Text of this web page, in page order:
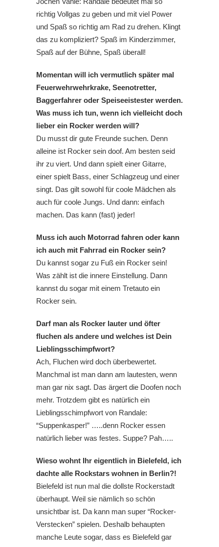
richtig Vollgas zu geben und mit viel Power
und Spaß so richtig am Rad zu drehen. Klingt
das zu kompliziert? Spaß im Kinderzimmer,
Spaß auf der Bühne, Spaß überall!
Momentan will ich vermutlich später mal
Feuerwehrwehrkrake, Seenotretter,
Baggerfahrer oder Speiseeistester werden.
Was muss ich tun, wenn ich vielleicht doch
lieber ein Rocker werden will?
Du musst dir gute Freunde suchen. Denn
alleine ist Rocker sein doof. Am besten seid
ihr zu viert. Und dann spielt einer Gitarre,
einer spielt Bass, einer Schlagzeug und einer
singt. Das gilt sowohl für coole Mädchen als
auch für coole Jungs. Und dann: einfach
machen. Das kann (fast) jeder!
Muss ich auch Motorrad fahren oder kann
ich auch mit Fahrrad ein Rocker sein?
Du kannst sogar zu Fuß ein Rocker sein!
Was zählt ist die innere Einstellung. Dann
kannst du sogar mit einem Tretauto ein
Rocker sein.
Darf man als Rocker lauter und öfter
fluchen als andere und welches ist Dein
Lieblingsschimpfwort?
Ach, Fluchen wird doch überbewertet.
Manchmal ist man dann am lautesten, wenn
man gar nix sagt. Das ärgert die Doofen noch
mehr. Trotzdem gibt es natürlich ein
Lieblingsschimpfwort von Randale:
“Suppenkasper!” …..denn Rocker essen
natürlich lieber was festes. Suppe? Pah…..
Wieso wohnt Ihr eigentlich in Bielefeld, ich
dachte alle Rockstars wohnen in Berlin?!
Bielefeld ist nun mal die dollste Rockerstadt
überhaupt. Weil sie nämlich so schön
unsichtbar ist. Da kann man super “Rocker-
Verstecken” spielen. Deshalb behaupten
manche Leute sogar, dass es Bielefeld gar